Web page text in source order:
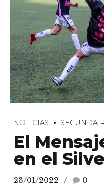
NOTICIAS SEGUNDA
El
en el
23/01/2022 0